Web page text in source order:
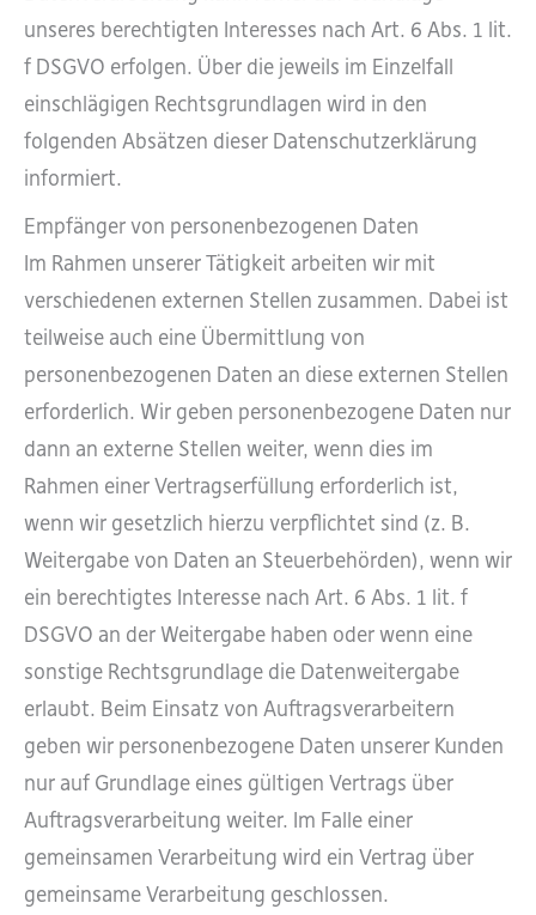
unseres berechtigten Interesses nach Art. 6 Abs. 1 lit.
f DSGVO erfolgen. Über die jeweils im Einzelfall
einschlägigen Rechtsgrundlagen wird in den
folgenden Absätzen dieser Datenschutzerklärung
informiert.
Empfänger von personenbezogenen Daten
Im Rahmen unserer Tätigkeit arbeiten wir mit
verschiedenen externen Stellen zusammen. Dabei ist
teilweise auch eine Übermittlung von
personenbezogenen Daten an diese externen Stellen
erforderlich. Wir geben personenbezogene Daten nur
dann an externe Stellen weiter, wenn dies im
Rahmen einer Vertragserfüllung erforderlich ist,
wenn wir gesetzlich hierzu verpflichtet sind (z. B.
Weitergabe von Daten an Steuerbehörden), wenn wir
ein berechtigtes Interesse nach Art. 6 Abs. 1 lit. f
DSGVO an der Weitergabe haben oder wenn eine
sonstige Rechtsgrundlage die Datenweitergabe
erlaubt. Beim Einsatz von Auftragsverarbeitern
geben wir personenbezogene Daten unserer Kunden
nur auf Grundlage eines gültigen Vertrags über
Auftragsverarbeitung weiter. Im Falle einer
gemeinsamen Verarbeitung wird ein Vertrag über
gemeinsame Verarbeitung geschlossen.